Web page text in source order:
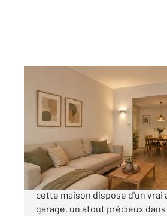
CARCASSONNE 11
82,51 m
Ref : 27657
Maison à vendre
99 000 €
Au cœur du quartier Pasteur à
cette maison dispose d'un vrai
garage, un atout précieux